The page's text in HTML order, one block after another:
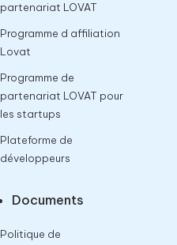
partenariat LOVAT
Programme d affiliation
Lovat
Programme de
partenariat LOVAT pour
les startups
Plateforme de
développeurs
Documents
Politique de